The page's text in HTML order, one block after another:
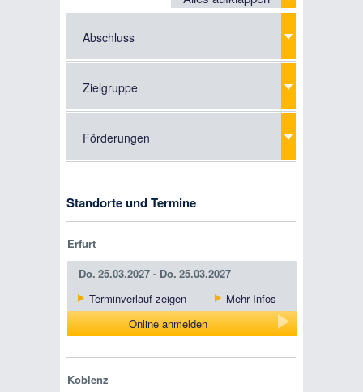
Abschluss
Zielgruppe
Förderungen
Standorte und Termine
Erfurt
Do. 25.03.2027 - Do. 25.03.2027
Terminverlauf zeigen
Mehr Infos
Online anmelden
Koblenz